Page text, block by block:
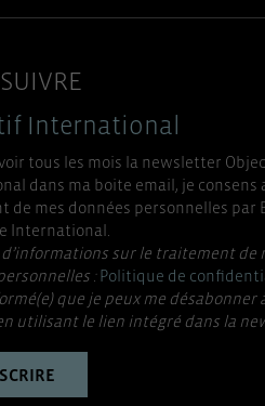
International
tous les mois la newsletter
dans ma boite email, je consens
de mes données personnelles par
International.
d’informations sur le traitement de
:Politique de
que je peux me désabonner
utilisant le lien intégré dans la